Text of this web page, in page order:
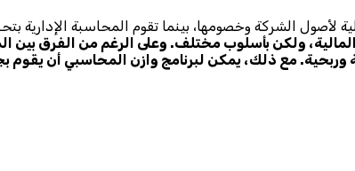
لأصول الشركة وخصومها، بينما تقوم المحاسبة الإدارية
ولكن بأسلوب مختلف. وعلى الرغم من الفرق بين
وربحية. مع ذلك، يمكن لبرنامج وازن المحاسبي أن